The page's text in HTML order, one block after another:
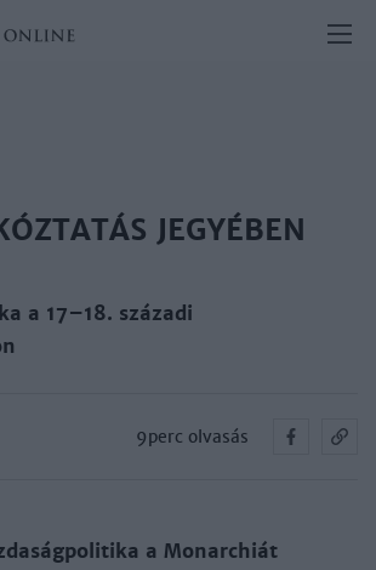
JEGYÉBEN
a 17–18. századi
9perc olvasás
a Monarchiát